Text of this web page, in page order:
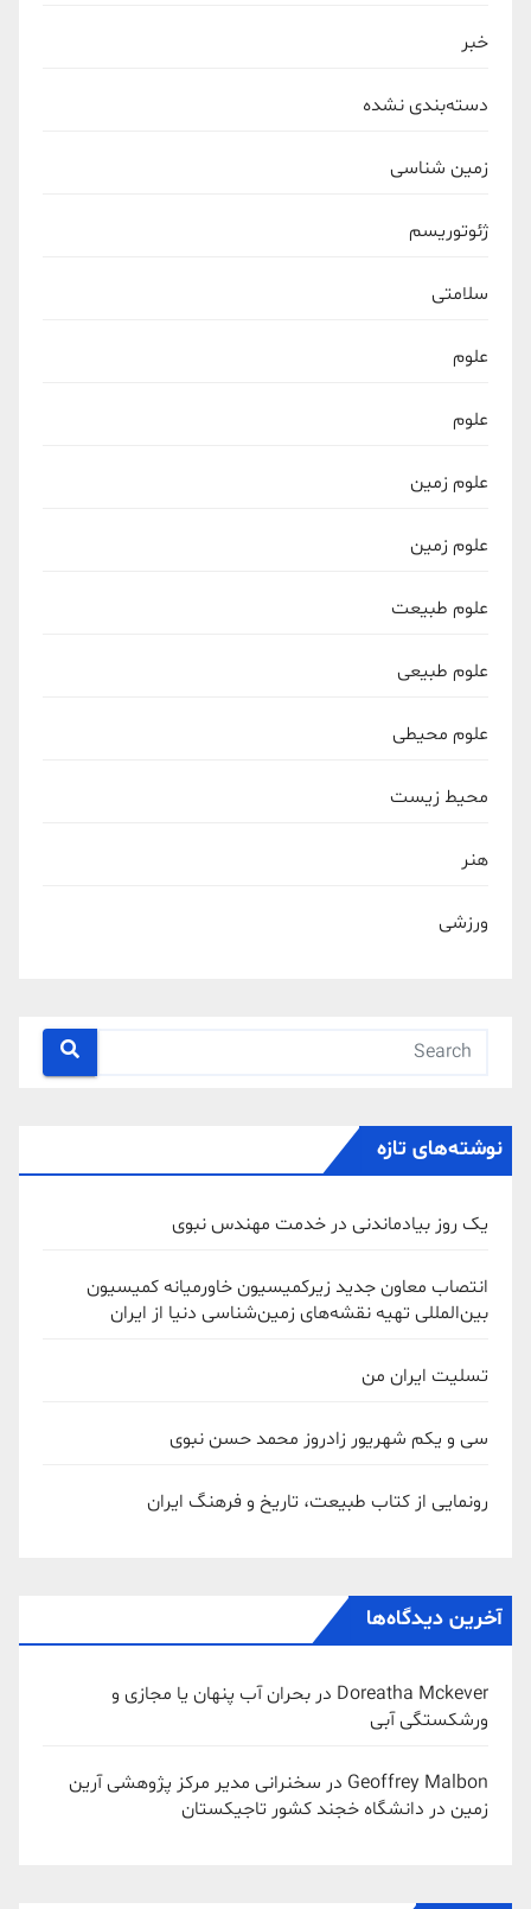
خبر
دسته‌بندی نشده
زمین شناسی
ژئوتوریسم
سلامتی
علوم
علوم
علوم زمین
علوم زمین
علوم طبیعت
علوم طبیعی
علوم محیطی
محیط زیست
هنر
ورزشی
نوشته‌های تازه
یک روز بیادماندنی در خدمت مهندس نبوی
انتصاب معاون جدید زیرکمیسیون خاورمیانه کمیسیون
بین‌المللی تهیه نقشه‌های زمین‌شناسی دنیا از ایران
تسلیت ایران من
سی و یکم شهریور زادروز محمد حسن نبوی
رونمایی از کتاب طبیعت، تاریخ و فرهنگ ایران
آخرین دیدگاه‌ها
Doreatha Mckever در بحران آب پنهان یا مجازی و
ورشکستگی آبی
Geoffrey Malbon در سخنرانی مدیر مرکز پژوهشی آرین
زمین در دانشگاه خجند کشور تاجیکستان